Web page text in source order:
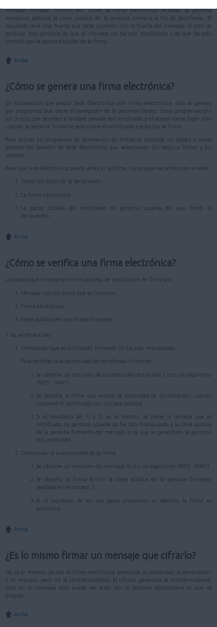
mensaje firmado, fichero, etc. Sobre la firma electrónica recibida, la persona
receptora aplicará la clave pública de la persona emisora a fin de descifrarla. El
resultado será una huella que debe coincidir con la huella del mensaje. Si esto se
produce, hay garantía de que el mensaje no ha sido modificado y de que ha sido
emitido por la persona titular de la firma.
Arriba
¿Cómo se genera una firma electrónica?
En los servicios que presta Sede Electrónica con firma electrónica, ésta se genera
por programas que tiene el navegador de la persona cliente. Estos programas son
los únicos que acceden a la clave privada del certificado y el acceso tiene lugar sólo
cuando la persona firmante selecciona el certificado y autoriza la firma.
Para activar los programas de generación de firmas se descarga un applet y varias
librerías del Servidor de Sede Electrónica que seleccionan los datos a firmar y los
invocan.
Para que Sede Electrónica pueda verificar la firma, los programas anteriores envían:
Todos los datos de la declaración.
La firma electrónica.
La parte pública del certificado de persona usuaria del que firmó la
declaración.
Arriba
¿Cómo se verifica una firma electrónica?
Los datos que intervienen en el proceso de verificación de firma son:
Mensaje con los datos que se firmaron.
Firma electrónica.
Parte pública del certificado firmante.
Y las verificaciones:
Comprobar que el certificado firmante no ha sido manipulado.
Para verificar la autenticidad del certificado firmante:
Se obtiene un resumen de los datos del certificado C con un algoritmo
(MD5 - SHA1).
Se descifra la firma que realizó la Autoridad de Certificación cuando
concedió el certificado con su clave pública.
Si el resultado de 1) y 2) es el mismo, se tiene la certeza que el
certificado de persona usuaria no ha sido manipulado y la clave pública
de la persona firmante del mensaje es la que se generó en la petición
del certificado.
Comprobar la autenticidad de la firma.
Se obtiene un resumen del mensaje A con un algoritmo (MD5 - SHA1).
Se descifra la firma B con la clave pública de la persona firmante
validada en el proceso 1.
Si el resultado de los dos pasos anteriores es idéntico la firma es
auténtica.
Arriba
¿Es lo mismo firmar un mensaje que cifrarlo?
No es lo mismo, ya que la firma electrónica garantiza la integridad, autenticación
y no repudio, pero no la confidencialidad. El cifrado garantiza la confidencialidad,
esto es, el mensaje sólo puede ser leído por la persona destinataria al que va
dirigido.
Arriba